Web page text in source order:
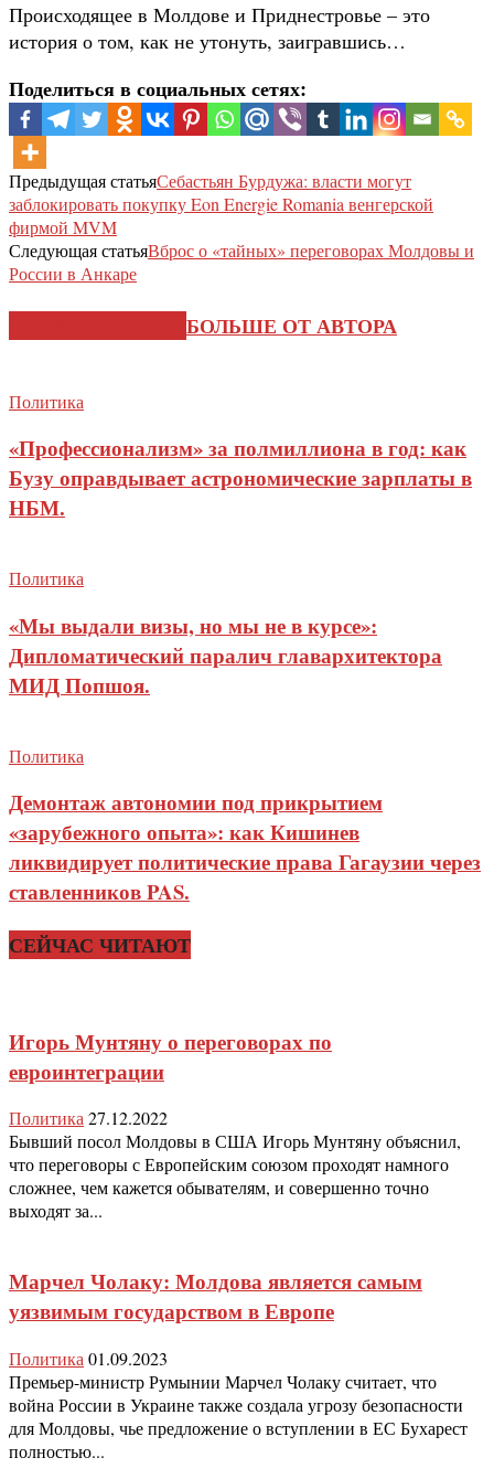
Происходящее в Молдове и Приднестровье – это
история о том, как не утонуть, заигравшись…
Поделиться в социальных сетях:
Предыдущая статьяСебастьян Бурдужа: власти могут
заблокировать покупку Eon Energie Romania венгерской
фирмой MVM
Следующая статьяВброс о «тайных» переговорах Молдовы и
России в Анкаре
БОЛЬШЕ ОТ АВТОРА
Политика
«Профессионализм» за полмиллиона в год: как
Бузу оправдывает астрономические зарплаты в
НБМ.
Политика
«Мы выдали визы, но мы не в курсе»:
Дипломатический паралич главархитектора
МИД Попшоя.
Политика
Демонтаж автономии под прикрытием
«зарубежного опыта»: как Кишинев
ликвидирует политические права Гагаузии через
ставленников PAS.
СЕЙЧАС ЧИТАЮТ
Игорь Мунтяну о переговорах по
евроинтеграции
Политика27.12.2022
Бывший посол Молдовы в США Игорь Мунтяну объяснил,
что переговоры с Европейским союзом проходят намного
сложнее, чем кажется обывателям, и совершенно точно
выходят за...
Марчел Чолаку: Молдова является самым
уязвимым государством в Европе
Политика 01.09.2023
Премьер-министр Румынии Марчел Чолаку считает, что
война России в Украине также создала угрозу безопасности
для Молдовы, чье предложение о вступлении в ЕС Бухарест
полностью...